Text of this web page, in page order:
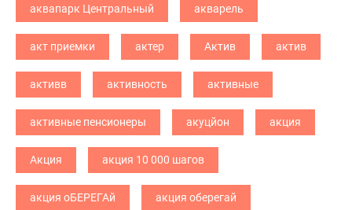
аквапарк Центральный акварель
акт приемки актер Актив актив
активв активность активные
активные пенсионеры акуцйон акция
Акция акция 10 000 шагов
акция оБЕРЕГАй акция оберегай